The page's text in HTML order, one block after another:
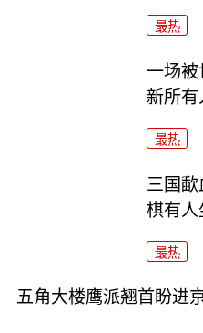
最热
一场被
新所有
最热
三国
棋有人
最热
五角大楼鹰派翘首盼进